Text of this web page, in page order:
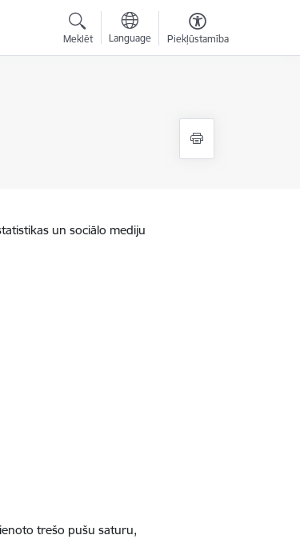
Meklēt Language Piekļūstamība
un sociālo mediju
trešo pušu saturu,